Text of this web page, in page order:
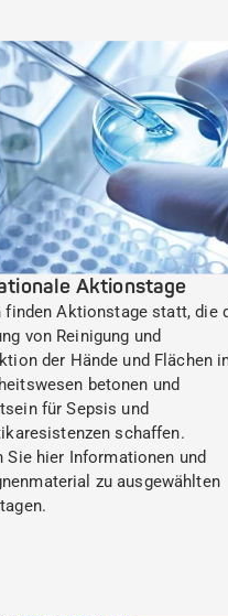
Aktionstage
finden Aktionstage statt, die
von Reinigung und
der Hände und Flächen
betonen und
für Sepsis und
schaffen.
Sie hier Informationen und
zu ausgewählten